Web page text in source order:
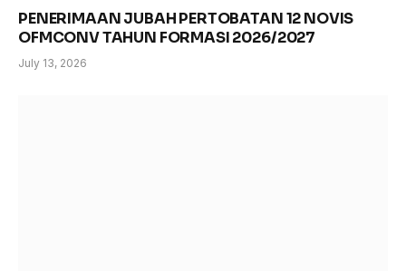
PENERIMAAN JUBAH PERTOBATAN 12 NOVIS
OFMCONV TAHUN FORMASI 2026/2027
July 13, 2026